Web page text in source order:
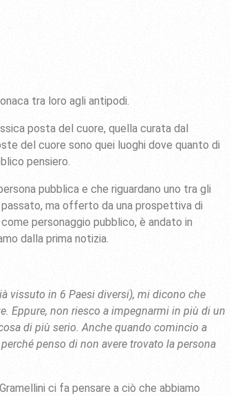
tra loro agli antipodi.
posta del cuore, quella curata dal
del cuore sono quei luoghi dove quanto di
pensiero.
pubblica e che riguardano uno tra gli
ma offerto da una prospettiva di
personaggio pubblico, è andato in
dalla prima notizia.
vissuto in 6 Paesi diversi), mi dicono che
Eppure, non riesco a impegnarmi in più di un
di più serio. Anche quando comincio a
penso di non avere trovato la persona
ci fa pensare a ciò che abbiamo